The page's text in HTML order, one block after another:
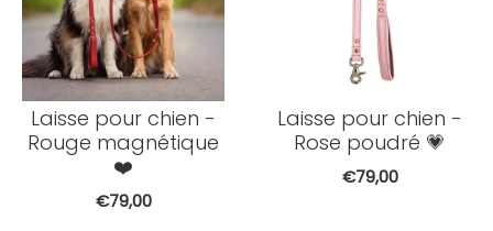
Laisse pour chien -
Rouge magnétique
❤️
€79,00
Laisse pour chien -
Rose poudré 💗
€79,00